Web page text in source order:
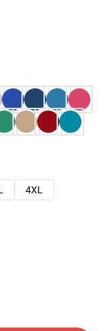
4XL